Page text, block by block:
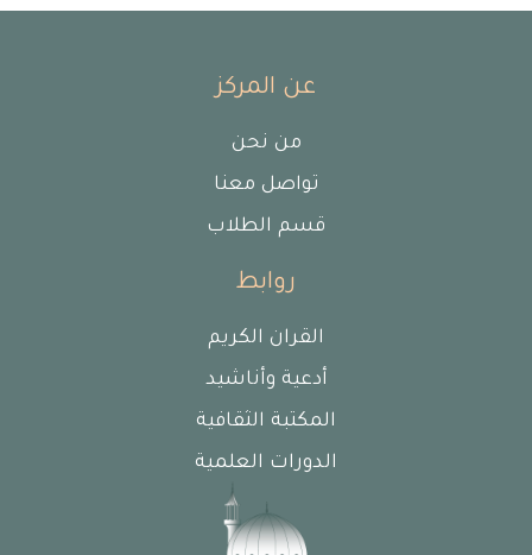
عن المركز
من نحن
تواصل معنا
قسم الطلاب
روابط
القران الكريم
أدعية وأناشيد
المكتبة الثقافية
الدورات العلمية